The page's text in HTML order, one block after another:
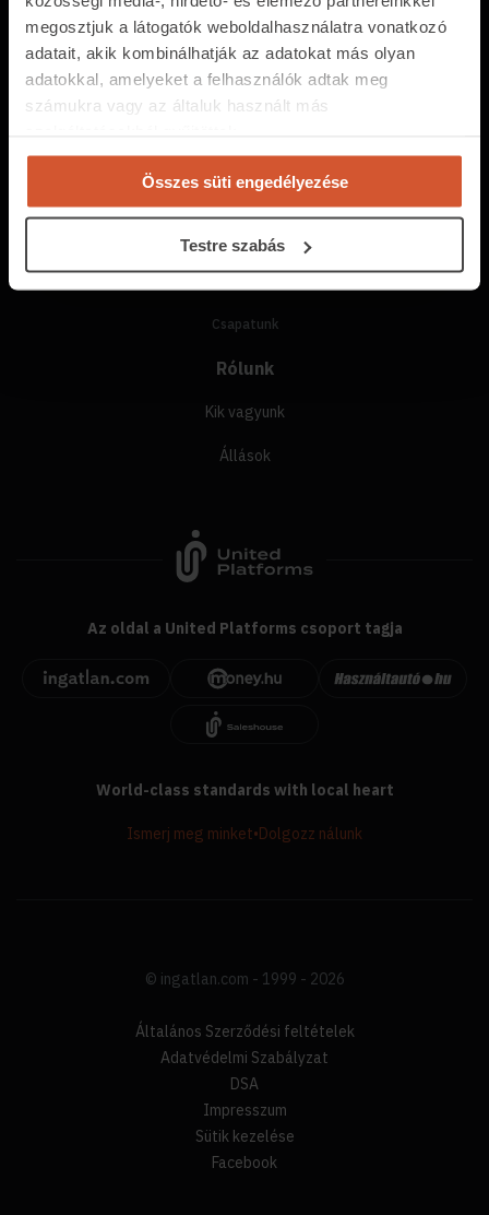
megosztjuk a látogatók weboldalhasználatra vonatkozó
adatait, akik kombinálhatják az adatokat más olyan
adatokkal, amelyeket a felhasználók adtak meg
számukra vagy az általuk használt más
Összes süti engedélyezése
Testre szabás
+36 1 237 2065
segitunk@ingatlan.com
Összes elérhetőségünk
Médiaajánlat
Csapatunk
Rólunk
Kik vagyunk
Állások
Az oldal a United Platforms csoport tagja
World-class standards with local heart
Ismerj meg minket•Dolgozz nálunk
© ingatlan.com - 1999 - 2026
Általános Szerződési feltételek
Adatvédelmi Szabályzat
DSA
Impresszum
Sütik kezelése
Facebook